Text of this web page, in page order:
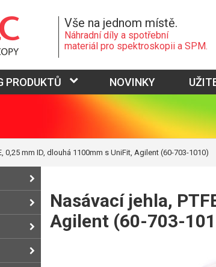
Vše na jednom místě.
Náhradní díly a spotřební
materiál pro spektroskopii a SPM.
PRODUKTŮ NOVINKY
0,25 mm ID, dlouhá 1100mm s UniFit, Agilent (60-703-1010)
Nasávací jehla,
Agilent (60-703-